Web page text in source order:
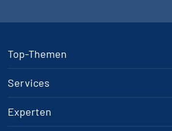
Top-Themen
Services
Experten